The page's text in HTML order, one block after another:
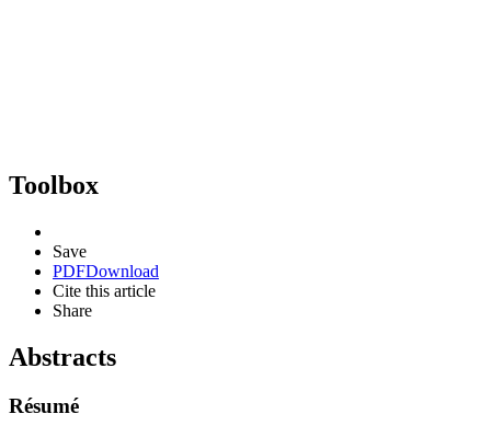
Toolbox
Save
PDFDownload
Cite this article
Share
Abstracts
Résumé